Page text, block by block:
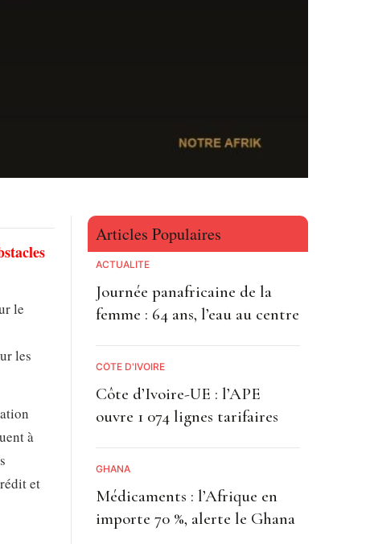
le
les
à
et
Articles Populaires
ACTUALITE
Journée panafricaine de la
femme : 64 ans, l’eau au centre
CÔTE D'IVOIRE
Côte d’Ivoire-UE : l’APE
ouvre 1 074 lignes tarifaires
GHANA
Médicaments : l’Afrique en
importe 70 %, alerte le Ghana